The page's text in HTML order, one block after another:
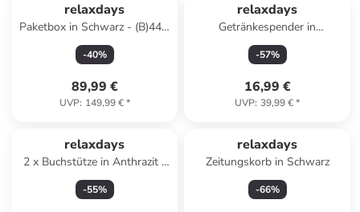
relaxdays
Paketbox in Schwarz - (B)44 x
(H)82 x (T)22 cm
-40%
89,99 €
UVP: 149,99 €*
relaxdays
Getränkespender in
Transparent - 4 Liter
-57%
16,99 €
UVP: 39,99 €*
relaxdays
2 x Buchstütze in Anthrazit -
(B)9 x (H)14 x (T)12,5 cm
-55%
relaxdays
Zeitungskorb in Schwarz
-66%